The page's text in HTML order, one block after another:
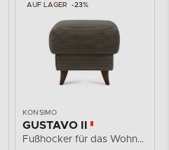
AUF LAGER -23%
KONSIMO
GUSTAVO II
Fußhocker für das Wohnzimmer mit Stauraum Kordstoff...